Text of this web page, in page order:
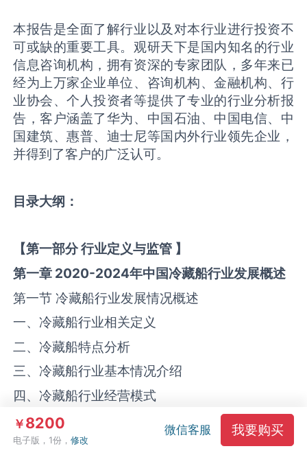
本报告是全面了解行业以及对本行业进行投资不
可或缺的重要工具。观研天下是国内知名的行业
信息咨询机构，拥有资深的专家团队，多年来已
经为上万家企业单位、咨询机构、金融机构、行
业协会、个人投资者等提供了专业的行业分析报
告，客户涵盖了华为、中国石油、中国电信、中
国建筑、惠普、迪士尼等国内外行业领先企业，
并得到了客户的广泛认可。
目录大纲 ：
【第一部分行业定义与监管 】
第一章 2020-2024年中国冷藏船行业发展概述
第一节 冷藏船行业发展情况概述
一、冷藏船行业相关定义
二、冷藏船特点分析
三、冷藏船行业基本情况介绍
四、冷藏船行业经营模式
（1）生产模式
（2）采购模式
￥8200
电子版，1份，修改
微信客服 我要购买